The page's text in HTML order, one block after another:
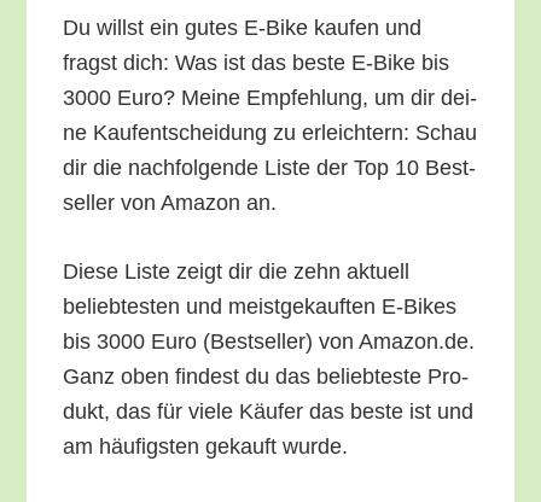
Du willst ein gutes E‑Bike kau­fen und
fragst dich: Was ist das bes­te E‑Bike bis
3000 Euro? Mei­ne Emp­feh­lung, um dir dei­
ne Kauf­ent­schei­dung zu erleich­tern: Schau
dir die nach­fol­gen­de Lis­te der Top 10 Best­
sel­ler von Ama­zon an.
Die­se Lis­te zeigt dir die zehn aktu­ell
belieb­tes­ten und meist­ge­kauf­ten E‑Bikes
bis 3000 Euro (Best­sel­ler) von Amazon.de.
Ganz oben fin­dest du das belieb­tes­te Pro­
dukt, das für vie­le Käu­fer das bes­te ist und
am häu­figs­ten gekauft wurde.